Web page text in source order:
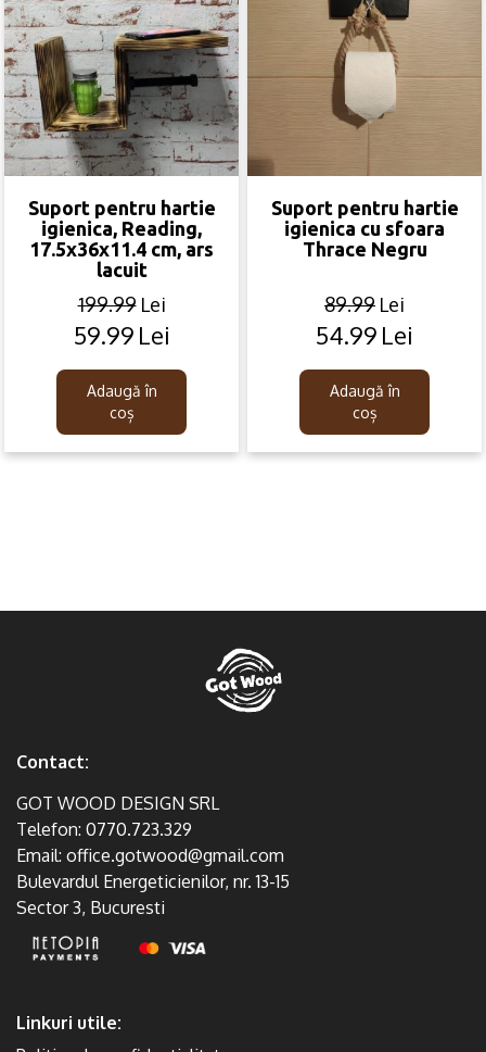
Suport pentru hartie
igienica, Reading,
17.5x36x11.4 cm, ars
lacuit
199.99 Lei
Original
was:
199.99lei.
59.99 Lei
Current
is:
59.99lei.
Adaugă în
coș
Suport pentru hartie
igienica cu sfoara
Thrace Negru
89.99 Lei
Original
was:
89.99lei.
54.99 Lei
Current
is:
54.99lei.
Adaugă în
coș
Contact:
GOT WOOD DESIGN SRL
Telefon: 0770.723.329
Email: office.gotwood@gmail.com
Bulevardul Energeticienilor, nr. 13-15
Sector 3, Bucuresti
Linkuri utile: